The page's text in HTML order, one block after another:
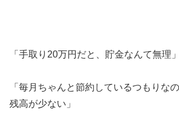
「手取り20万円だと、貯金なんて無理」
「毎月ちゃんと節約しているつもりな
残高が少ない」